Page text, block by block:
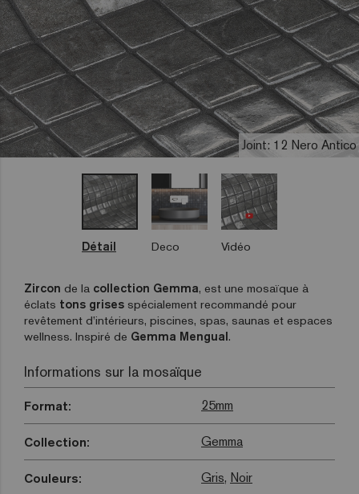
Joint: 12 Nero Antico
Détail Deco Vidéo
Zircon de la collection Gemma, est une mosaïque à
éclats tons grises spécialement recommandé pour
revêtement d’intérieurs, piscines, spas, saunas et espaces
wellness. Inspiré de Gemma Mengual.
Informations sur la mosaïque
Format: 25mm
Collection: Gemma
Couleurs: Gris, Noir